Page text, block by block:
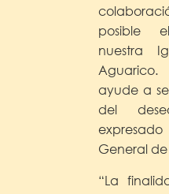
posible
nuestra
ayude a
del
General
“La